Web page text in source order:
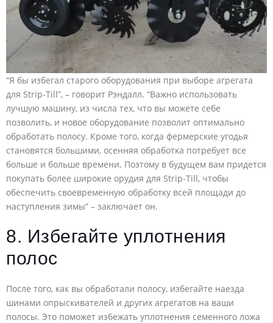
“Я бы избегал старого оборудования при выборе агрегата
для Strip-Till”, – говорит Рэндалл. “Важно использовать
лучшую машину, из числа тех, что вы можете себе
позволить, и новое оборудование позволит оптимально
обработать полосу. Кроме того, когда фермерские угодья
становятся большими, осенняя обработка потребует все
больше и больше времени. Поэтому в будущем вам придется
покупать более широкие орудия для Strip-Till, чтобы
обеспечить своевременную обработку всей площади до
наступления зимы” – заключает он.
8. Избегайте уплотнения
полос
После того, как вы обработали полосу, избегайте наезда
шинами опрыскивателей и других агрегатов на ваши
полосы. Это поможет избежать уплотнения семенного ложа